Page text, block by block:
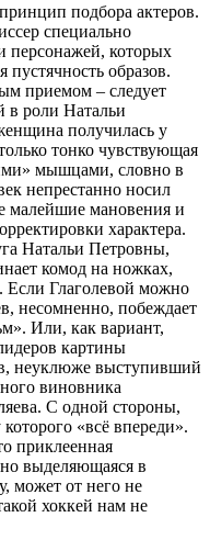
подбора актеров.
специально
персонажей, которых
пустячность образов.
приемом – следует
в роли Натальи
получилась у
тонко чувствующая
мышцами, словно в
непрестанно носил
малейшие мановения и
характера.
Натальи Петровны,
комод на ножках,
Глаголевой можно
несомненно, побеждает
Или, как вариант,
картины
неуклюже выступивший
виновника
С одной стороны,
«всё впереди».
приклеенная
выделяющаяся в
может от него не
хоккей нам не